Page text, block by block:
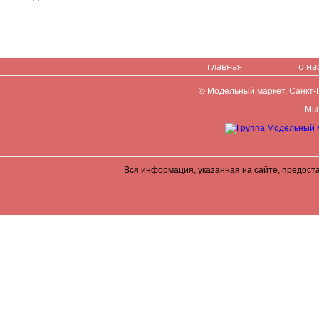
главная о
© Модельный маркет, Санкт-
Мы
Вся информация, указанная на сайте,